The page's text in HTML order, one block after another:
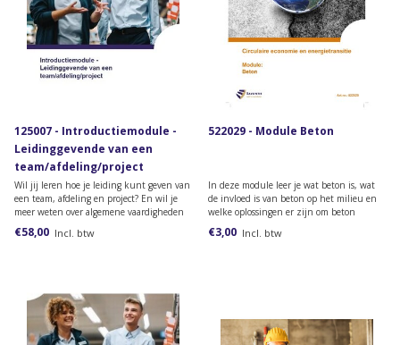
125007 - Introductiemodule -
Leidinggevende van een
team/afdeling/project
(papieren versie)
Wil jij leren hoe je leiding kunt geven van
een team, afdeling en project? En wil je
meer weten over algemene vaardigheden
bij leidinggeven? Bestel dan deze
introductiemodule van het lesmateriaal
€58,00 Incl. btw
522029 - Module Beton
In deze module leer je wat beton is, wat
de invloed is van beton op het milieu en
welke oplossingen er zijn om beton
milieuvriendelijker te maken.
€3,00 Incl. btw